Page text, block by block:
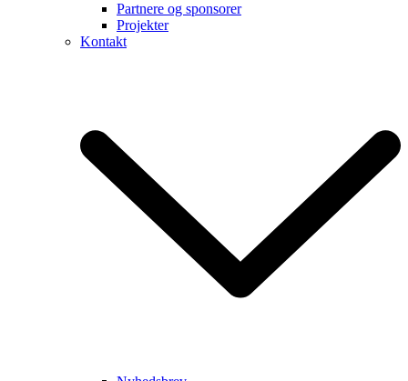
Partnere og sponsorer
Projekter
Kontakt